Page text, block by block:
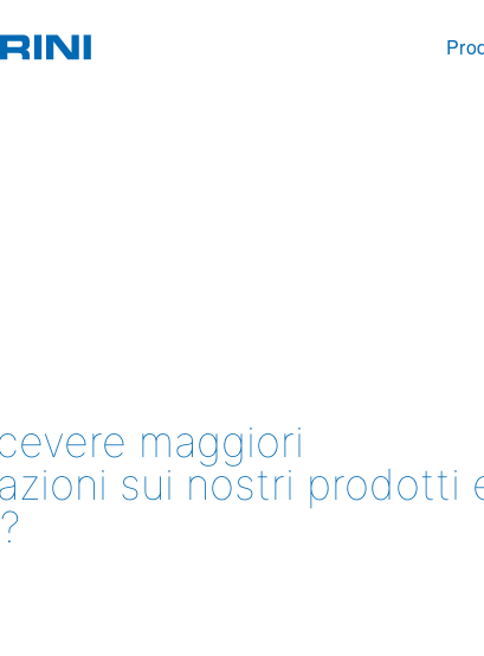
maggiori
sui nostri prodotti